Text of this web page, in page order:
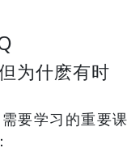
为什麽有时
要学习的重要课